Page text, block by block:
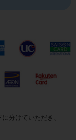
分けていただき、